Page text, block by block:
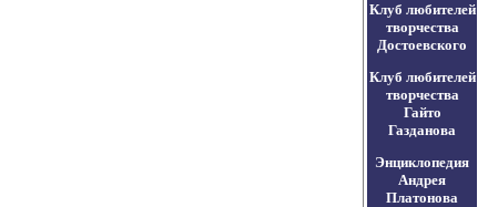
Клуб любителей
творчества
Достоевского
Клуб любителей
творчества
Гайто
Газданова
Энциклопедия
Андрея
Платонова